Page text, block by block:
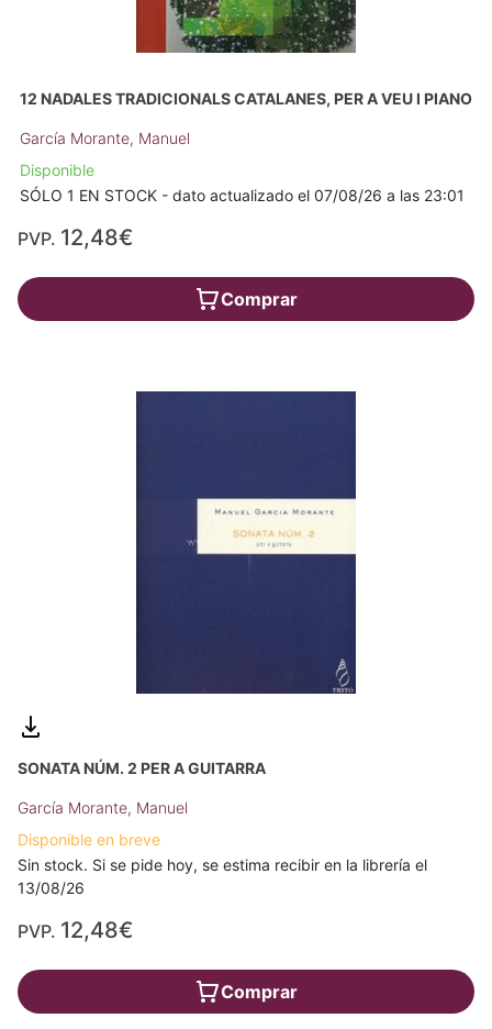
12 NADALES TRADICIONALS CATALANES, PER A VEU I PIANO
García Morante, Manuel
Disponible
SÓLO 1 EN STOCK - dato actualizado el 07/08/26 a las 23:01
PVP. 12,48€
Comprar
SONATA NÚM. 2 PER A GUITARRA
García Morante, Manuel
Disponible en breve
Sin stock. Si se pide hoy, se estima recibir en la librería el
13/08/26
PVP. 12,48€
Comprar